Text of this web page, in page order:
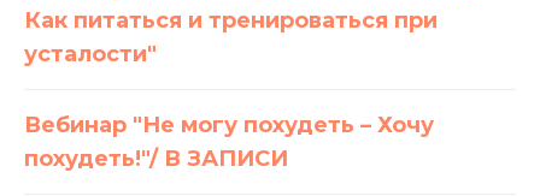
Как питаться и тренироваться при
усталости"
Вебинар "Не могу похудеть – Хочу
похудеть!"/ В ЗАПИСИ